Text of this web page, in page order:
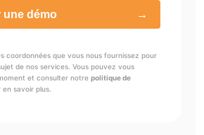
coordonnées que vous nous fournissez pour
de nos services. Vous pouvez vous
et consulter notre politique de
en savoir plus.